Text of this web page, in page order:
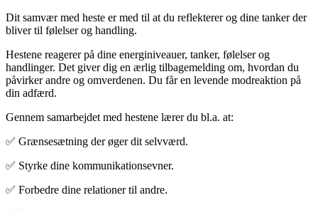
Dit samvær med heste er med til at du reflekterer og dine tanker der
bliver til følelser og handling.
Hestene reagerer på dine energiniveauer, tanker, følelser og
handlinger. Det giver dig en ærlig tilbagemelding om, hvordan du
påvirker andre og omverdenen. Du får en levende modreaktion på
din adfærd.
Gennem samarbejdet med hestene lærer du bl.a. at:
✅ Grænsesætning der øger dit selvværd.
✅ Styrke dine kommunikationsevner.
✅ Forbedre dine relationer til andre.